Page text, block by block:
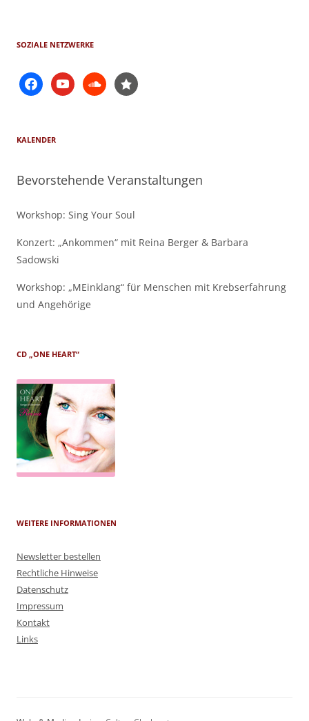
SOZIALE NETZWERKE
facebookyoutubesoundcloud
star-
filled
KALENDER
Bevorstehende Veranstaltungen
Workshop: Sing Your Soul
Konzert: „Ankommen“ mit Reina Berger & Barbara
Sadowski
Workshop: „MEinklang“ für Menschen mit Krebserfahrung
und Angehörige
CD „ONE HEART“
WEITERE INFORMATIONEN
Newsletter bestellen
Rechtliche Hinweise
Datenschutz
Impressum
Kontakt
Links